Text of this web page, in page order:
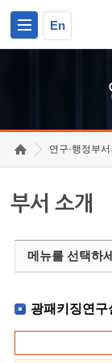
En
연구·행정부서
부서 소개
메뉴를 선택하
광패키징연구